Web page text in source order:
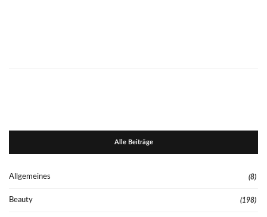
Alle Beiträge
Allgemeines (8)
Beauty (198)